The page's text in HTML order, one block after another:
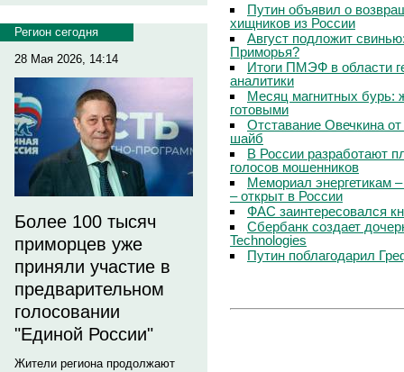
Регион сегодня
28 Мая 2026, 14:14
Более 100 тысяч
приморцев уже
приняли участие в
предварительном
голосовании
"Единой России"
Жители региона продолжают
Путин объявил о
хищников из России
Август подложит
Приморья?
Итоги ПМЭФ в области
аналитики
Месяц магнитных бурь:
готовыми
Отставание Овечкина
шайб
В России разработают
голосов мошенников
Мемориал энергетикам
– открыт в России
ФАС заинтересовался
Сбербанк создает
Technologies
Путин поблагодарил